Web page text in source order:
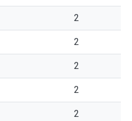
2
2
2
2
2